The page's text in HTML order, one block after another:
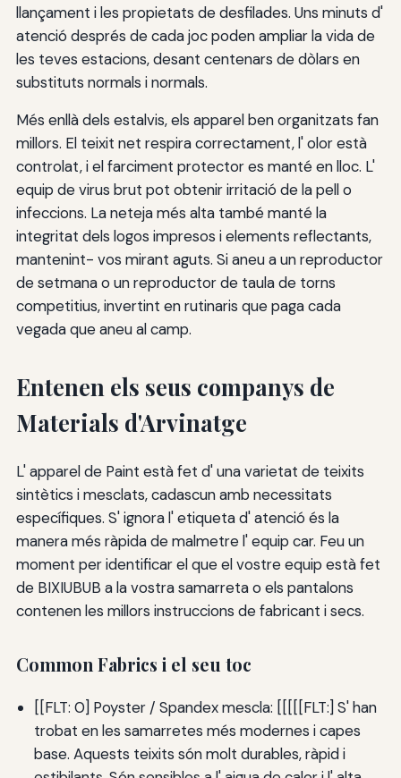
llançament i les propietats de desfilades. Uns minuts d'
atenció després de cada joc poden ampliar la vida de
les teves estacions, desant centenars de dòlars en
substituts normals i normals.
Més enllà dels estalvis, els apparel ben organitzats fan
millors. El teixit net respira correctament, l' olor està
controlat, i el farciment protector es manté en lloc. L'
equip de virus brut pot obtenir irritació de la pell o
infeccions. La neteja més alta també manté la
integritat dels logos impresos i elements reflectants,
mantenint- vos mirant aguts. Si aneu a un reproductor
de setmana o un reproductor de taula de torns
competitius, invertint en rutinaris que paga cada
vegada que aneu al camp.
Entenen els seus companys de
Materials d'Arvinatge
L' apparel de Paint està fet d' una varietat de teixits
sintètics i mesclats, cadascun amb necessitats
específiques. S' ignora l' etiqueta d' atenció és la
manera més ràpida de malmetre l' equip car. Feu un
moment per identificar el que el vostre equip està fet
de BIXIUBUB a la vostra samarreta o els pantalons
contenen les millors instruccions de fabricant i secs.
Common Fabrics i el seu toc
[[FLT: 0] Poyster / Spandex mescla: [[[[[FLT:] S' han
trobat en les samarretes més modernes i capes
base. Aquests teixits són molt durables, ràpid i